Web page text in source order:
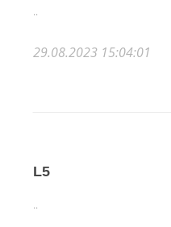
..
29.08.2023 15:04:01
L5
..